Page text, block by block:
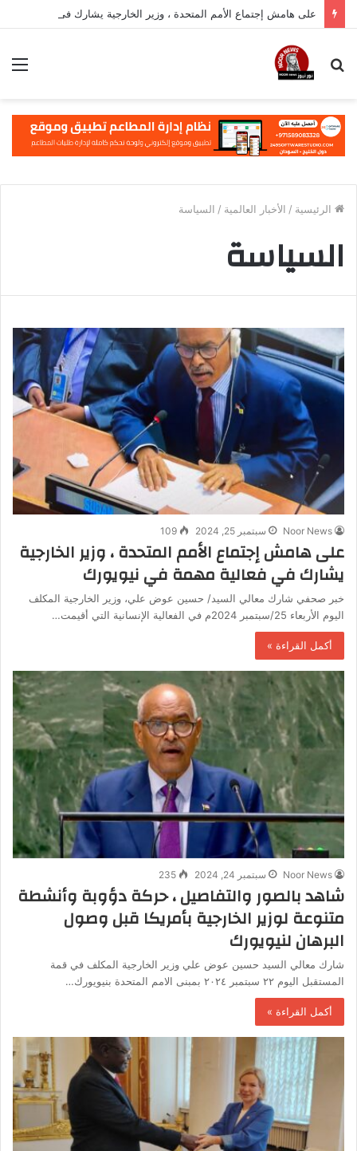
بحث
الرئيسية / الأخبار العالمية / السياسة
السياسة
Noor News سبتمبر 25, 2024 109
على هامش إجتماع الأمم المتحدة ، وزير الخارجية
يشارك في فعالية مهمة في نيويورك
خبر صحفي شارك معالي السيد/ حسين عوض علي، وزير الخارجية المكلف
اليوم الأربعاء 25/سبتمبر 2024م في الفعالية الإنسانية التي أقيمت…
أكمل القراءة »
Noor News سبتمبر 24, 2024 235
شاهد بالصور والتفاصيل ، حركة دؤوبة وأنشطة
متنوعة لوزير الخارجية بأمريكا قبل وصول
البرهان لنيويورك
شارك معالي السيد حسين عوض علي وزير الخارجية المكلف في قمة
المستقبل اليوم ٢٢ سبتمبر ٢٠٢٤ بمبنى الامم المتحدة بنيويورك…
أكمل القراءة »